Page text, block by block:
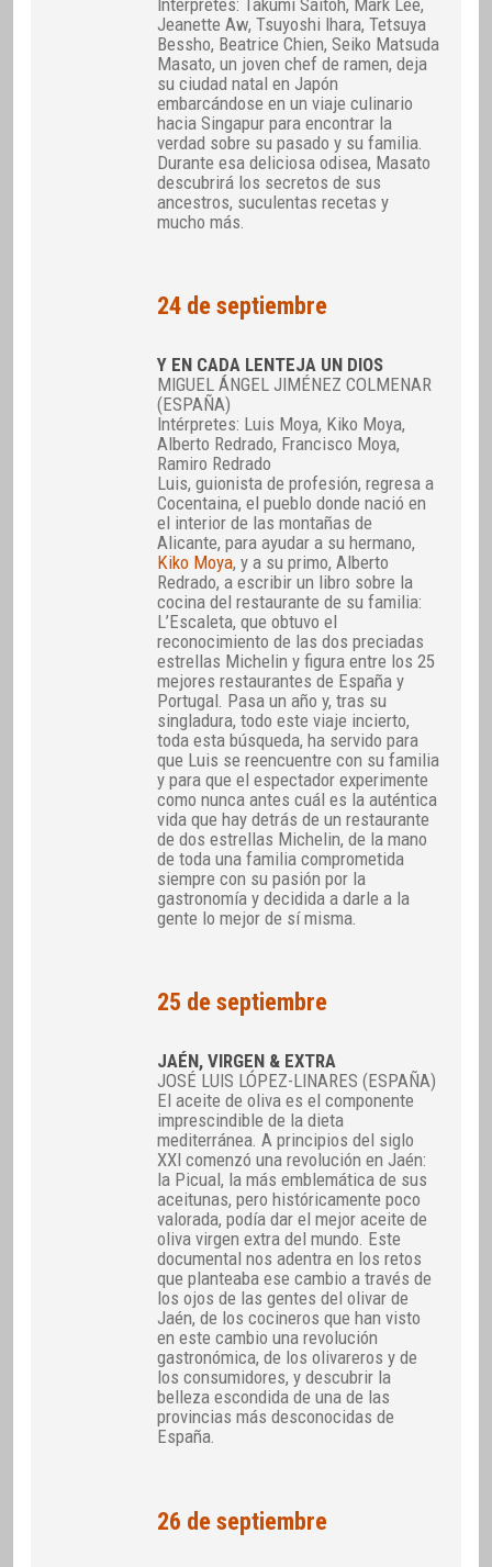
Jeanette Aw, Tsuyoshi Ihara, Tetsuya
Bessho, Beatrice Chien, Seiko Matsuda
Masato, un joven chef de ramen, deja
su ciudad natal en Japón
embarcándose en un viaje culinario
hacia Singapur para encontrar la
verdad sobre su pasado y su familia.
Durante esa deliciosa odisea, Masato
descubrirá los secretos de sus
ancestros, suculentas recetas y
mucho más.
24 de septiembre
Y EN CADA LENTEJA UN DIOS
MIGUEL ÁNGEL JIMÉNEZ COLMENAR
(ESPAÑA)
Intérpretes: Luis Moya, Kiko Moya,
Alberto Redrado, Francisco Moya,
Ramiro Redrado
Luis, guionista de profesión, regresa a
Cocentaina, el pueblo donde nació en
el interior de las montañas de
Alicante, para ayudar a su hermano,
Kiko Moya, y a su primo, Alberto
Redrado, a escribir un libro sobre la
cocina del restaurante de su familia:
L’Escaleta, que obtuvo el
reconocimiento de las dos preciadas
estrellas Michelin y figura entre los 25
mejores restaurantes de España y
Portugal. Pasa un año y, tras su
singladura, todo este viaje incierto,
toda esta búsqueda, ha servido para
que Luis se reencuentre con su familia
y para que el espectador experimente
como nunca antes cuál es la auténtica
vida que hay detrás de un restaurante
de dos estrellas Michelin, de la mano
de toda una familia comprometida
siempre con su pasión por la
gastronomía y decidida a darle a la
gente lo mejor de sí misma.
25 de septiembre
JAÉN, VIRGEN & EXTRA
JOSÉ LUIS LÓPEZ-LINARES (ESPAÑA)
El aceite de oliva es el componente
imprescindible de la dieta
mediterránea. A principios del siglo
XXI comenzó una revolución en Jaén:
la Picual, la más emblemática de sus
aceitunas, pero históricamente poco
valorada, podía dar el mejor aceite de
oliva virgen extra del mundo. Este
documental nos adentra en los retos
que planteaba ese cambio a través de
los ojos de las gentes del olivar de
Jaén, de los cocineros que han visto
en este cambio una revolución
gastronómica, de los olivareros y de
los consumidores, y descubrir la
belleza escondida de una de las
provincias más desconocidas de
España.
26 de septiembre